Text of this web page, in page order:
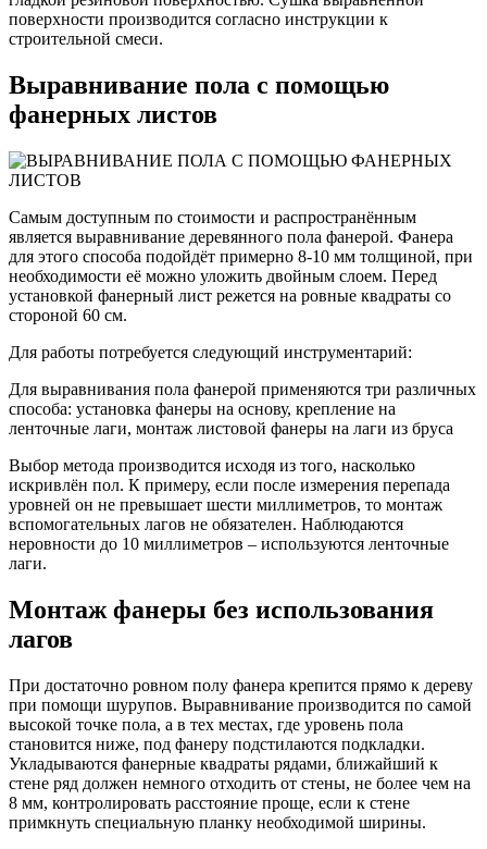
поверхности производится согласно инструкции к
строительной смеси.
Выравнивание пола с помощью
фанерных листов
Самым доступным по стоимости и распространённым
является выравнивание деревянного пола фанерой. Фанера
для этого способа подойдёт примерно 8-10 мм толщиной, при
необходимости её можно уложить двойным слоем. Перед
установкой фанерный лист режется на ровные квадраты со
стороной 60 см.
Для работы потребуется следующий инструментарий:
Для выравнивания пола фанерой применяются три различных
способа: установка фанеры на основу, крепление на
ленточные лаги, монтаж листовой фанеры на лаги из бруса
Выбор метода производится исходя из того, насколько
искривлён пол. К примеру, если после измерения перепада
уровней он не превышает шести миллиметров, то монтаж
вспомогательных лагов не обязателен. Наблюдаются
неровности до 10 миллиметров – используются ленточные
лаги.
Монтаж фанеры без использования
лагов
При достаточно ровном полу фанера крепится прямо к дереву
при помощи шурупов. Выравнивание производится по самой
высокой точке пола, а в тех местах, где уровень пола
становится ниже, под фанеру подстилаются подкладки.
Укладываются фанерные квадраты рядами, ближайший к
стене ряд должен немного отходить от стены, не более чем на
8 мм, контролировать расстояние проще, если к стене
примкнуть специальную планку необходимой ширины.